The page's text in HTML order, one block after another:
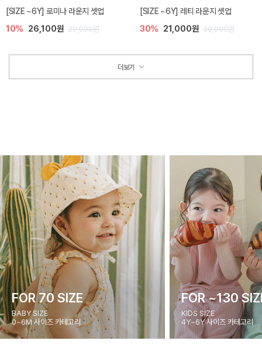
[SIZE ~6Y] 로미나 라운지 셋업
10% 26,100원 29,000원
[SIZE ~6Y] 레티 라운지 셋업
30% 21,000원 30,000원
더보기
FOR 70 SIZE
BABY SIZE
0~6M 사이즈 카테고리
FOR ~130
KIDS SIZE
4Y~6Y 사이즈 카테고리